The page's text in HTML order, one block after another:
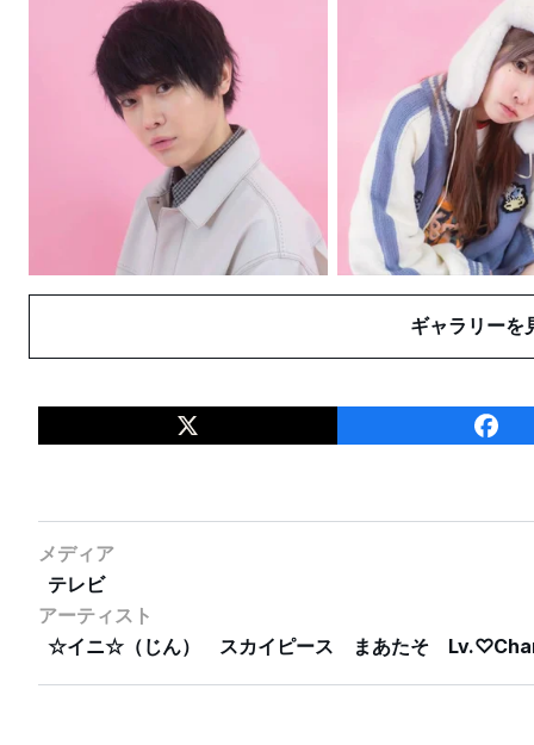
ギャラリーを
メディア
テレビ
アーティスト
☆イニ☆（じん）
スカイピース まあたそ